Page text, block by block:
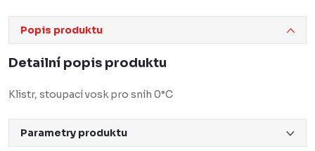
Popis produktu
Detailní popis produktu
Klistr, stoupací vosk pro sníh 0°C
Parametry produktu